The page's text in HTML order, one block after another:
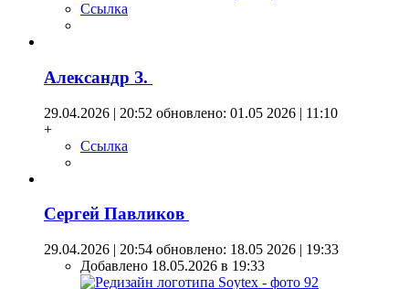
Ссылка
Александр З.
29.04.2026 | 20:52 обновлено: 01.05 2026 | 11:10
+
Ссылка
Сергей Павликов
29.04.2026 | 20:54 обновлено: 18.05 2026 | 19:33
Добавлено 18.05.2026 в 19:33